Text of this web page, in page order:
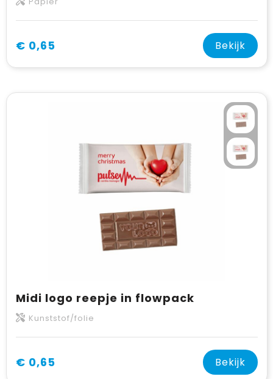
€ 0,65 Bekijk
Midi logo reepje in flowpack
Kunststof/folie
€ 0,65 Bekijk